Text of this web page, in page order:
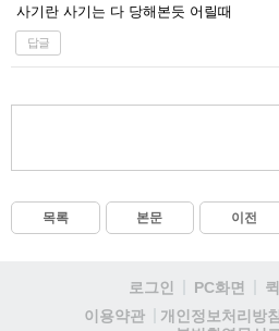
사기란 사기는 다 당해본듯 어릴때
답글
목록 본문 이전
로그인 PC화면
이용약관
개인정보처리방침